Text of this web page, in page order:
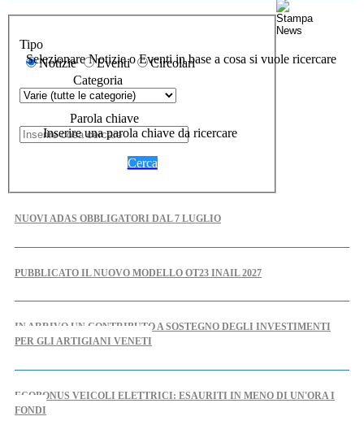
Tipo
Selezionare Notizie o Eventi in base a cosa si vuole ricercare
Notizie Eventi
Circolari
Categoria
Parola chiave
Inserire una parola chiave da ricercare
Cerca
NUOVI ADAS OBBLIGATORI DAL 7 LUGLIO
PUBBLICATO IL NUOVO MODELLO OT23 INAIL 2027
IN ARRIVO UN CONTRIBUTO A SOSTEGNO DEGLI INVESTIMENTI
PER GLI ARTIGIANI VENETI
ECOBONUS VEICOLI ELETTRICI: ESAURITI IN MENO DI UN'ORA I
FONDI